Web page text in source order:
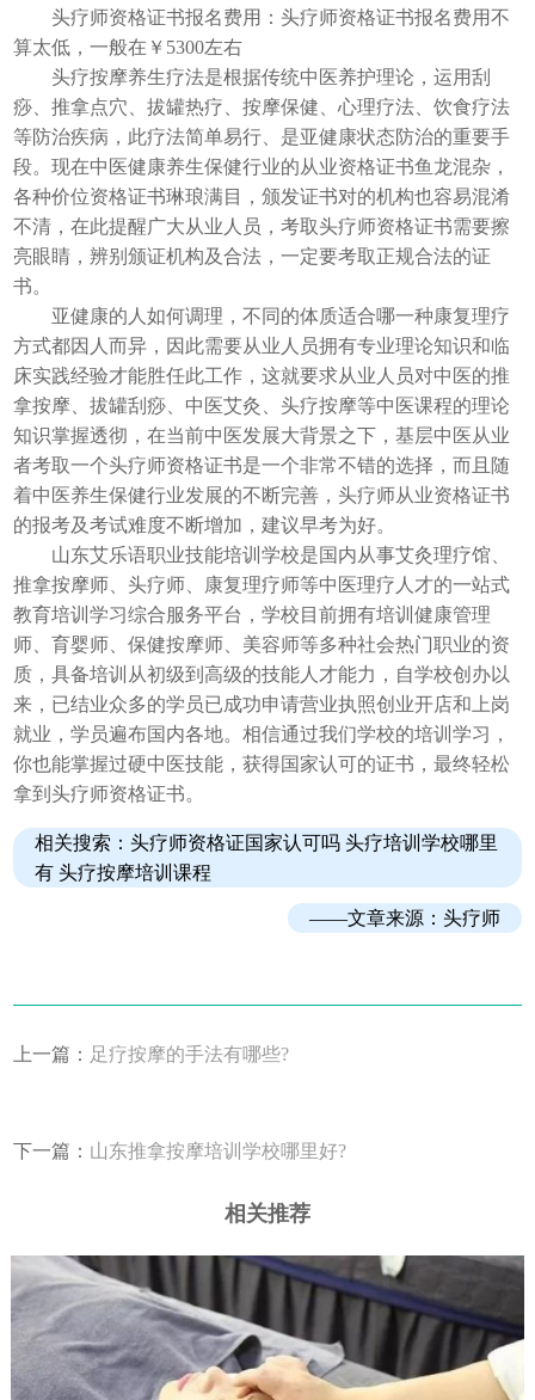
头疗师资格证书报名费用：头疗师资格证书报名费用不
算太低，一般在￥5300左右
头疗按摩养生疗法是根据传统中医养护理论，运用刮
痧、推拿点穴、拔罐热疗、按摩保健、心理疗法、饮食疗法
等防治疾病，此疗法简单易行、是亚健康状态防治的重要手
段。现在中医健康养生保健行业的从业资格证书鱼龙混杂，
各种价位资格证书琳琅满目，颁发证书对的机构也容易混淆
不清，在此提醒广大从业人员，考取头疗师资格证书需要擦
亮眼睛，辨别颁证机构及合法，一定要考取正规合法的证
书。
亚健康的人如何调理，不同的体质适合哪一种康复理疗
方式都因人而异，因此需要从业人员拥有专业理论知识和临
床实践经验才能胜任此工作，这就要求从业人员对中医的推
拿按摩、拔罐刮痧、中医艾灸、头疗按摩等中医课程的理论
知识掌握透彻，在当前中医发展大背景之下，基层中医从业
者考取一个头疗师资格证书是一个非常不错的选择，而且随
着中医养生保健行业发展的不断完善，头疗师从业资格证书
的报考及考试难度不断增加，建议早考为好。
山东艾乐语职业技能培训学校是国内从事艾灸理疗馆、
推拿按摩师、头疗师、康复理疗师等中医理疗人才的一站式
教育培训学习综合服务平台，学校目前拥有培训健康管理
师、育婴师、保健按摩师、美容师等多种社会热门职业的资
质，具备培训从初级到高级的技能人才能力，自学校创办以
来，已结业众多的学员已成功申请营业执照创业开店和上岗
就业，学员遍布国内各地。相信通过我们学校的培训学习，
你也能掌握过硬中医技能，获得国家认可的证书，最终轻松
拿到头疗师资格证书。
相关搜索：头疗师资格证国家认可吗头疗培训学校哪里
有 头疗按摩培训课程
——文章来源： 头疗师
上一篇： 足疗按摩的手法有哪些?
下一篇： 山东推拿按摩培训学校哪里好?
相关推荐